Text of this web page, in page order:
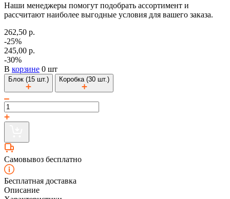
Наши менеджеры помогут подобрать ассортимент и
рассчитают наиболее выгодные условия для вашего заказа.
262,50 р.
-25%
245,00 р.
-30%
В корзине 0 шт
Блок (15 шт.) Коробка (30 шт.)
Самовывоз бесплатно
Бесплатная доставка
Описание